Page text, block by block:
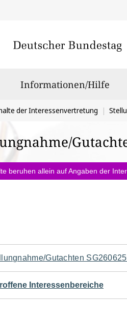
Informationen/Hilfe
der Interessenvertretung
beruhen allein auf Angaben der
Gutachten
Interessenbereiche